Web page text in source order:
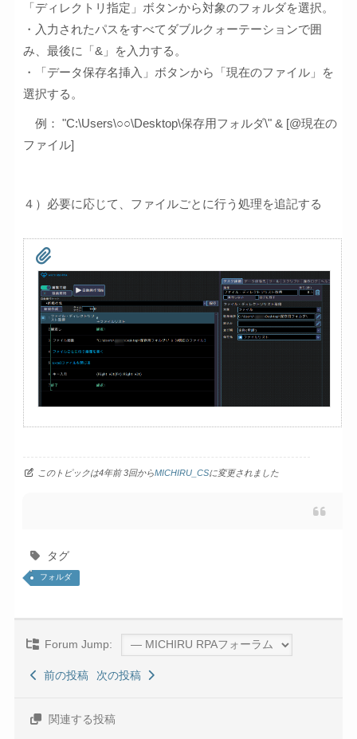
「ディレクトリ指定」ボタンから対象のフォルダを選択。
・入力されたパスをすべてダブルクォーテーションで囲
み、最後に「&」を入力する。
・「データ保存名挿入」ボタンから「現在のファイル」を
選択する。
例： "C:\Users\○○\Desktop\保存用フォルダ\" & [@現在の
ファイル]
４）必要に応じて、ファイルごとに行う処理を追記する
このトピックは4年前 3回からMICHIRU_CSに変更されました
タグ
フォルダ
Forum Jump:
前の投稿 次の投稿
関連する投稿